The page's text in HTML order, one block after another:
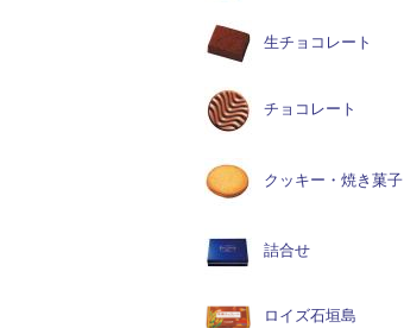
生チョコレート
チョコレート
クッキー・焼き菓子
詰合せ
ロイズ石垣島